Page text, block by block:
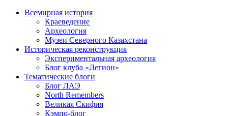
Всемирная история
Краеведение
Археология
Музеи Северного Казахстана
Историческая реконструкция
Экспериментальная археология
Блог клуба «Легион»
Тематические блоги
Блог ЛАЭ
North Remembers
Великая Скифия
Кэмпо-блог